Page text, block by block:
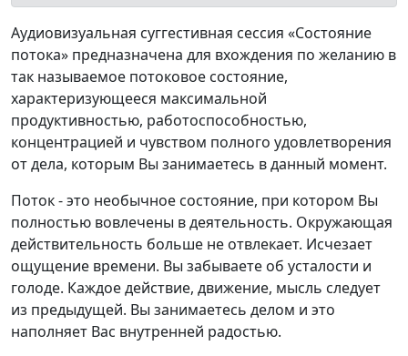
Аудиовизуальная суггестивная сессия «Состояние
потока» предназначена для вхождения по желанию в
так называемое потоковое состояние,
характеризующееся максимальной
продуктивностью, работоспособностью,
концентрацией и чувством полного удовлетворения
от дела, которым Вы занимаетесь в данный момент.
Поток - это необычное состояние, при котором Вы
полностью вовлечены в деятельность. Окружающая
действительность больше не отвлекает. Исчезает
ощущение времени. Вы забываете об усталости и
голоде. Каждое действие, движение, мысль следует
из предыдущей. Вы занимаетесь делом и это
наполняет Вас внутренней радостью.